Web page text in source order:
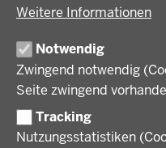
Weitere Informationen
Notwendig
Zwingend notwendig
Seite zwingend
Tracking
Nutzungsstatistiken
Regionalplanung und
Wirtschaft, Kultur und
Zusammenarbeit mit den
Regierungsbezirk Münster
Geschichte und Gegenwart
Behördenleitung
Organisation
Förderlotsinnen und
KARRIERE UND
Stellenangebote
Ausbildung
VERFAHREN UND